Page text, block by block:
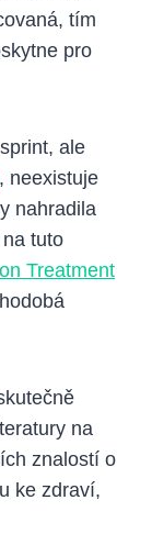
tím
pro
ale
, neexistuje
nahradila
tuto
Treatment
na
znalostí o
ke zdraví,